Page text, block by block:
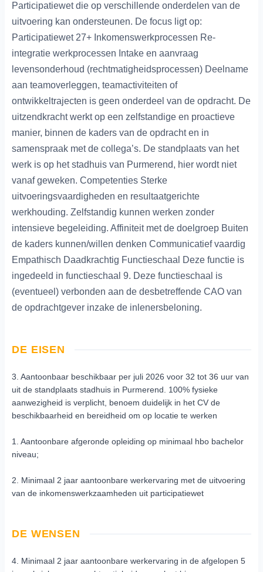
Participatiewet die op verschillende onderdelen van de
uitvoering kan ondersteunen. De focus ligt op:
Participatiewet 27+ Inkomenswerkprocessen Re-
integratie werkprocessen Intake en aanvraag
levensonderhoud (rechtmatigheidsprocessen) Deelname
aan teamoverleggen, teamactiviteiten of
ontwikkeltrajecten is geen onderdeel van de opdracht. De
uitzendkracht werkt op een zelfstandige en proactieve
manier, binnen de kaders van de opdracht en in
samenspraak met de collega’s. De standplaats van het
werk is op het stadhuis van Purmerend, hier wordt niet
vanaf geweken. Competenties Sterke
uitvoeringsvaardigheden en resultaatgerichte
werkhouding. Zelfstandig kunnen werken zonder
intensieve begeleiding. Affiniteit met de doelgroep Buiten
de kaders kunnen/willen denken Communicatief vaardig
Empathisch Daadkrachtig Functieschaal Deze functie is
ingedeeld in functieschaal 9. Deze functieschaal is
(eventueel) verbonden aan de desbetreffende CAO van
de opdrachtgever inzake de inlenersbeloning.
DE EISEN
3. Aantoonbaar beschikbaar per juli 2026 voor 32 tot 36 uur van
uit de standplaats stadhuis in Purmerend. 100% fysieke
aanwezigheid is verplicht, benoem duidelijk in het CV de
beschikbaarheid en bereidheid om op locatie te werken
1. Aantoonbare afgeronde opleiding op minimaal hbo bachelor
niveau;
2. Minimaal 2 jaar aantoonbare werkervaring met de uitvoering
van de inkomenswerkzaamheden uit participatiewet
DE WENSEN
4. Minimaal 2 jaar aantoonbare werkervaring in de afgelopen 5